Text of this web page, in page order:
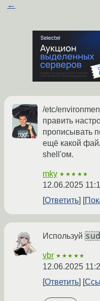
←
/etc/
править
прописывать
ещё какой
shell'ом.
mky ★★★★★
12.06.2025
Ответить
Используй
vbr ★★★★★
12.06.2025
Ответить